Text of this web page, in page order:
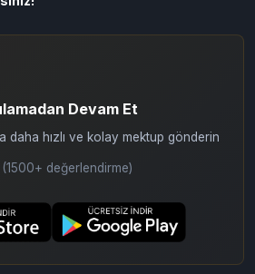
Devam Et
daha hızlı ve kolay mektup gönderin
(1500+ değerlendirme)